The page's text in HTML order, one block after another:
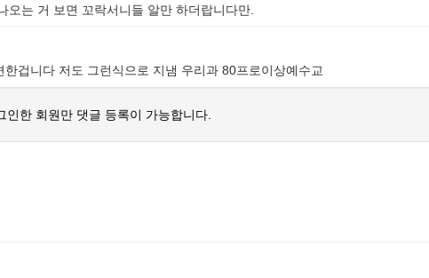
는 거 보면 꼬락서니들 알만 하더랍니다만.
겁니다 저도 그런식으로 지냄 우리과 80프로이상예수교
인한 회원만 댓글 등록이 가능합니다.